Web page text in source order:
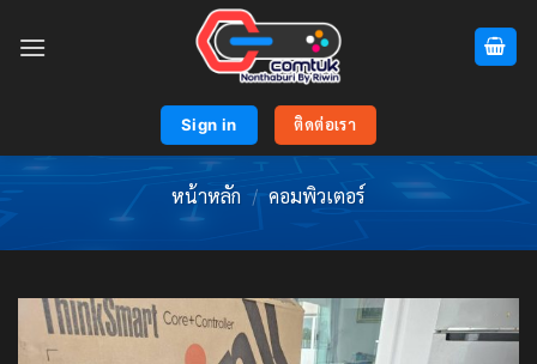
Sign in ติดต่อเรา
หน้าหลัก / คอมพิวเตอร์